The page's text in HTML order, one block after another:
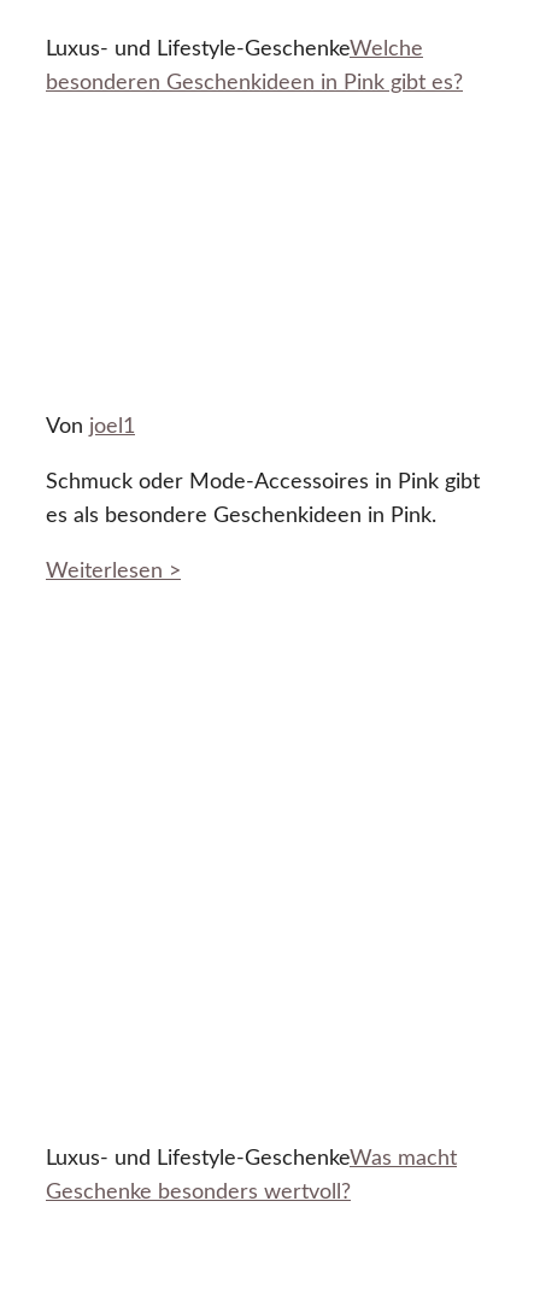
Luxus- und Lifestyle-GeschenkeWelche
besonderen Geschenkideen in Pink gibt es?
Von joel1
Schmuck oder Mode-Accessoires in Pink gibt
es als besondere Geschenkideen in Pink.
Weiterlesen >
Luxus- und Lifestyle-GeschenkeWas macht
Geschenke besonders wertvoll?